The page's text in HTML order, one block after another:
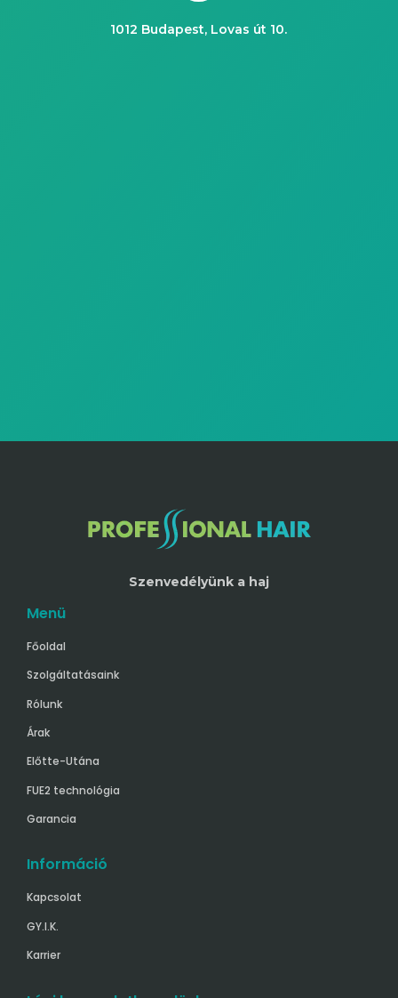
1012 Budapest, Lovas út 10.
Szenvedélyünk a haj
Menü
Főoldal
Szolgáltatásaink
Rólunk
Árak
Előtte-Utána
FUE2 technológia
Garancia
Információ
Kapcsolat
GY.I.K.
Karrier